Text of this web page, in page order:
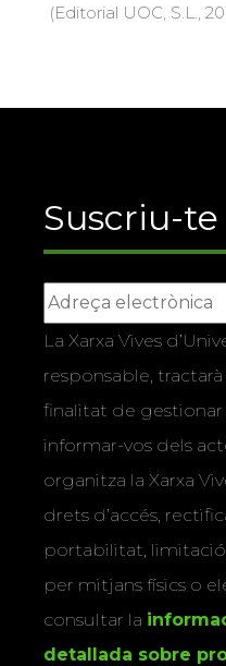
(Editorial UOC, S.L.,
Suscriu-te
La Xarxa Vives
responsable,
finalitat de gestionar
informar-vos dels
organitza la Xarxa
drets d’accés,
portabilitat,
per mitjans físics o
consultar la
detallada sobre